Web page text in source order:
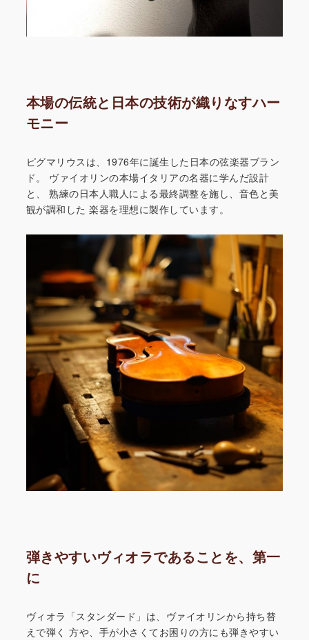
本場の伝統と日本の技術が織りなすハー
モニー
ピグマリウスは、1976年に誕生した日本の弦楽器ブラン
ド。
ヴァイオリンの本場イタリアの名器に学んだ設計
と、
熟練の日本人職人による最終調整を施し、音色と美
観が調和した 楽器を理想に製作しています。
弾きやすいヴィオラであることを、第一
に
ヴィオラ「スタンダード」は、ヴァイオリンから持ち替
えで弾く 方や、手が小さくてお困りの方にも弾きやすい